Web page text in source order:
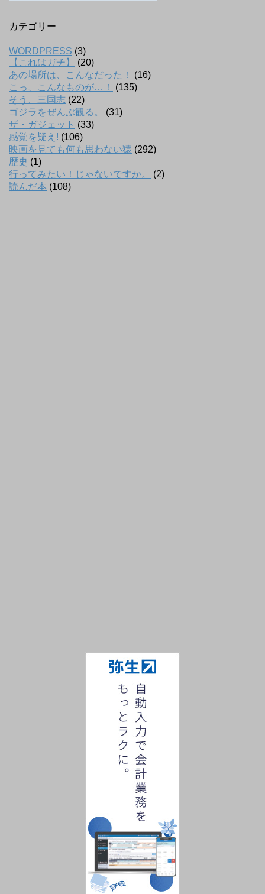
カテゴリー
WORDPRESS (3)
【これはガチ】
(20)
あの場所は、こんなだった！
(16)
こっ、こんなものが…！
(135)
そう、三国志 (22)
ゴジラをぜんぶ観る。
(31)
ザ・ガジェット (33)
感覚を疑え! (106)
映画を見ても何も思わない猿 (292)
歴史 (1)
行ってみたい！じゃないですか。
(2)
読んだ本 (108)